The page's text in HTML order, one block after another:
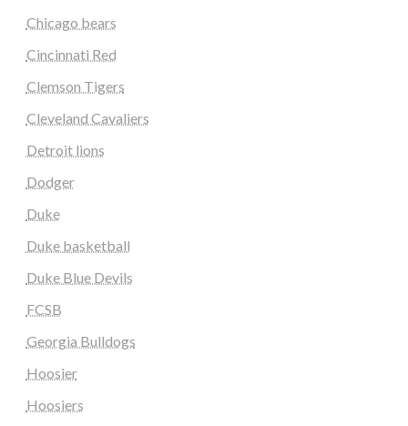
Chicago bears
Cincinnati Red
Clemson Tigers
Cleveland Cavaliers
Detroit lions
Dodger
Duke
Duke basketball
Duke Blue Devils
FCSB
Georgia Bulldogs
Hoosier
Hoosiers